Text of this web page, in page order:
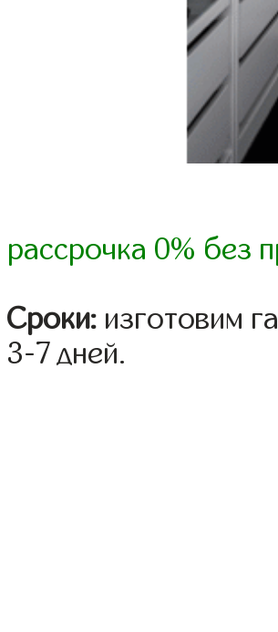
рассрочка 0% без
Сроки: изготовим
3-7 дней.